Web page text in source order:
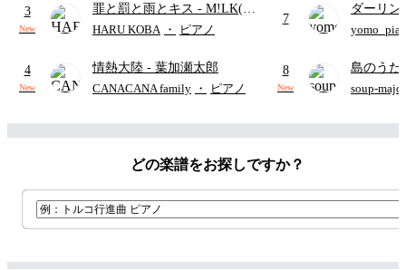
3
New
罪と罰と雨とキス - M!LK(佐
野勇斗&吉田仁人)
HARU KOBA ・ ピアノ
4
New
情熱大陸 - 葉加瀬太郎
CANACANA family ・ ピアノ
7
ダーリン
APPLE (
8
New
島のうた
映画ちい
soup-majo
どの楽譜をお探しですか？